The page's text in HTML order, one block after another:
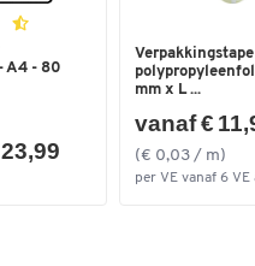
A4 - 80
mm x L ...
vanaf €
(€ 0,03 / m)
per VE vanaf 6 VE